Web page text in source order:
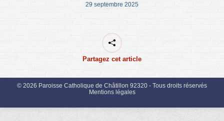
29 septembre 2025
Partagez cet article
© 2026 Paroisse Catholique de Châtillon 92320 - Tous droits réservés
Mentions légales